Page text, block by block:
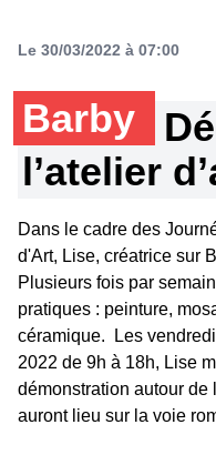
Le 30/03/2022 à 07:00
Barby
l’atelier
Dans le cadre des
d'Art, Lise, créatrice sur
Plusieurs fois par
pratiques : peinture,
céramique. Les
2022 de 9h à 18h, Lise
démonstration autour
auront lieu sur la voie